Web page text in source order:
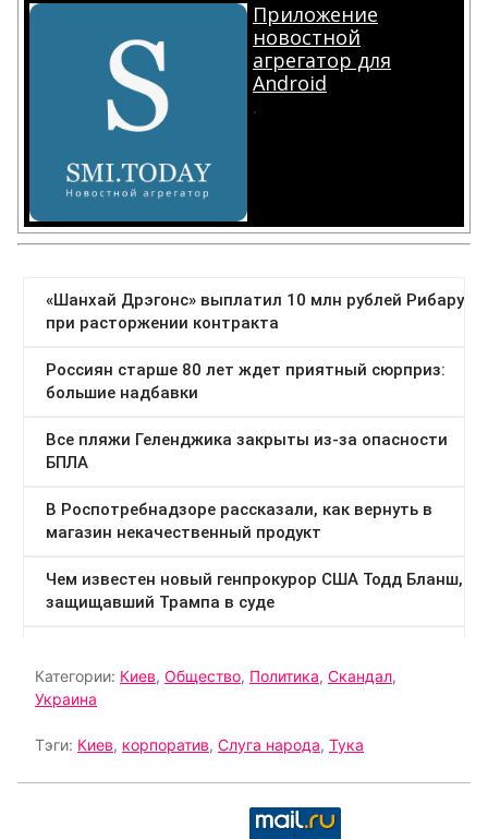
Приложение
новостной
агрегатор для
Android
.
Категории: Киев, Общество, Политика, Скандал,
Украина
Тэги: Киев, корпоратив, Слуга народа, Тука